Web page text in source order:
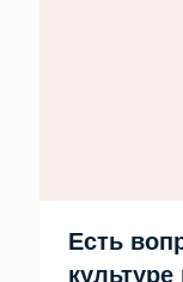
Есть